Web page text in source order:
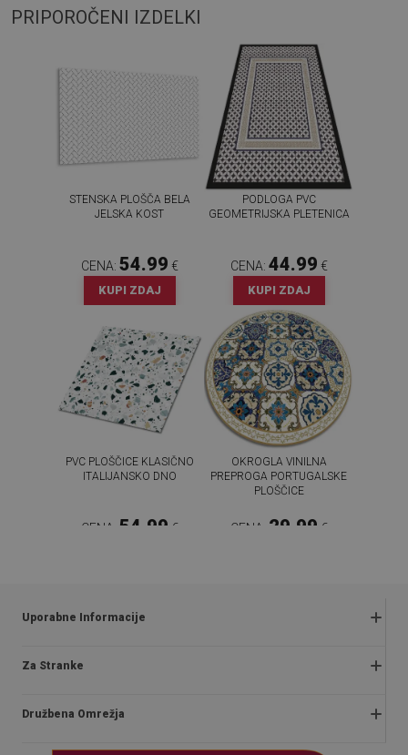
PRIPOROČENI IZDELKI
STENSKA PLOŠČA BELA
JELSKA KOST
CENA: 54.99 €
KUPI ZDAJ
PODLOGA PVC
GEOMETRIJSKA PLETENICA
CENA: 44.99 €
KUPI ZDAJ
PVC PLOŠČICE KLASIČNO
ITALIJANSKO DNO
CENA: 54.99 €
OKROGLA VINILNA
PREPROGA PORTUGALSKE
PLOŠČICE
CENA: 29.99 €
Uporabne Informacije
Reklamacije in vračila
Politika zasebnosti
Za Stranke
O nas
Družbena Omrežja